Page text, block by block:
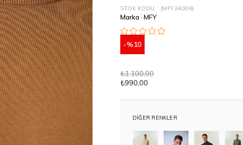
STOK KODU (MFY24006)
Marka: MFY
10
₺1.100,00
₺990,00
DIĞER RENKLER